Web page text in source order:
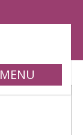
MENU